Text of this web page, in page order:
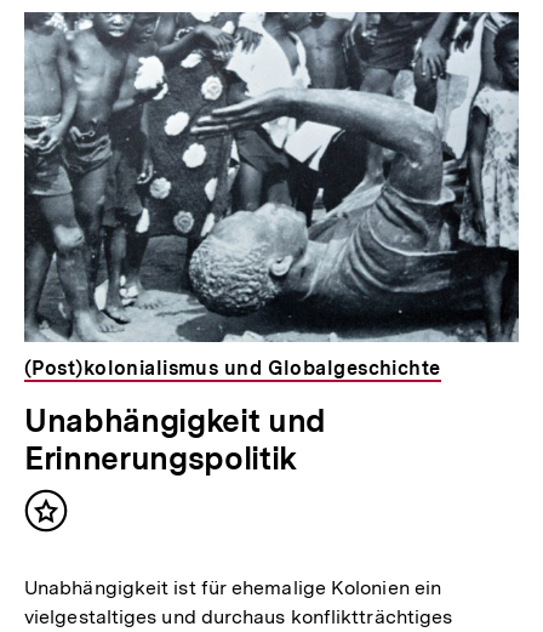
(Post)kolonialismus und Globalgeschichte
Unabhängigkeit und
Erinnerungspolitik
Inhalt
Unabhängigkeit ist für ehemalige Kolonien ein
vielgestaltiges und durchaus konfliktträchtiges